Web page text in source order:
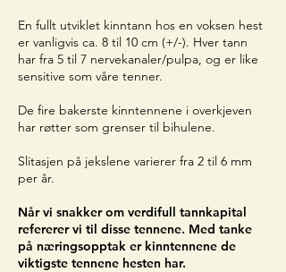
En fullt utviklet kinntann hos en voksen hest
er vanligvis ca. 8 til 10 cm (+/-). Hver tann
har fra 5 til 7 nervekanaler/pulpa, og er like
sensitive som våre tenner.
De fire bakerste kinntennene i overkjeven
har røtter som grenser til bihulene.
Slitasjen på jekslene varierer fra 2 til 6 mm
per år.
Når vi snakker om verdifull tannkapital
refererer vi til disse tennene. Med tanke
på næringsopptak er kinntennene de
viktigste tennene hesten har.